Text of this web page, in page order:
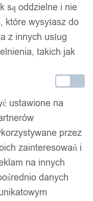
wysyłamy tego
są oddzielne i nie
które wysyłasz do
z innych usług
takich jak
ustawione na
przez
zainteresowań i
na innych
danych